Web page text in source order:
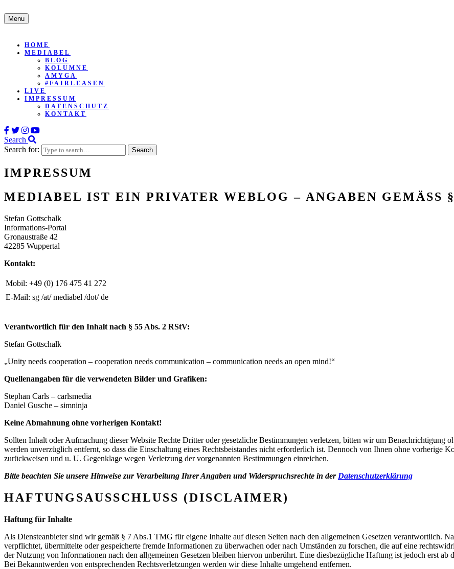
Menu
HOME
MEDIABEL
BLOG
KOLUMNE
AMYGA
#FAIRLEASEN
LIVE
IMPRESSUM
DATENSCHUTZ
KONTAKT
Search
Search for:
IMPRESSUM
MEDIABEL IST EIN PRIVATER WEBLOG – ANGABEN GEMÄSS
Stefan Gottschalk
Informations-Portal
Gronaustraße 42
42285 Wuppertal
Kontakt:
Mobil: +49 (0) 176 475 41 272
E-Mail: sg /at/ mediabel /dot/ de
Verantwortlich für den Inhalt nach § 55 Abs. 2 RStV:
Stefan Gottschalk
„Unity needs cooperation – cooperation needs communication – communication needs an open mind!“
Quellenangaben für die verwendeten Bilder und Grafiken:
Stephan Carls – carlsmedia
Daniel Gusche – simninja
Keine Abmahnung ohne vorherigen Kontakt!
Sollten Inhalt oder Aufmachung dieser Website Rechte Dritter oder gesetzliche Bestimmungen verletzen, bitten wir um Benachrichtigung
werden unverzüglich entfernt, so dass die Einschaltung eines Rechtsbeistandes nicht erforderlich ist. Dennoch von Ihnen ohne vorherige
zurückweisen und u. U. Gegenklage wegen Verletzung der vorgenannten Bestimmungen einreichen.
Bitte beachten Sie unsere Hinweise zur Verarbeitung Ihrer Angaben und Widerspruchsrechte in der Datenschutzerklärung
HAFTUNGSAUSSCHLUSS (DISCLAIMER)
Haftung für Inhalte
Als Diensteanbieter sind wir gemäß § 7 Abs.1 TMG für eigene Inhalte auf diesen Seiten nach den allgemeinen Gesetzen verantwortlich.
verpflichtet, übermittelte oder gespeicherte fremde Informationen zu überwachen oder nach Umständen zu forschen, die auf eine
der Nutzung von Informationen nach den allgemeinen Gesetzen bleiben hiervon unberührt. Eine diesbezügliche Haftung ist jedoch erst
Bei Bekanntwerden von entsprechenden Rechtsverletzungen werden wir diese Inhalte umgehend entfernen.